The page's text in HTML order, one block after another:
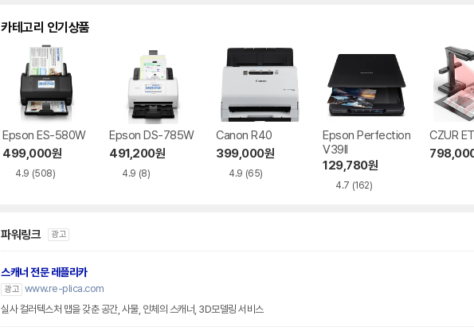
카테고리 인기상품
Epson ES-580W
499,000원
4.9 (508)
Epson DS-785W
491,200원
4.9 (8)
Canon R40
399,000원
4.9 (65)
Epson Perfection
V39II
129,780원
4.7 (162)
CZUR
파워링크 광고
스캐너 전문 레플리카
광고 www.re-plica.com
실사 컬러텍스처 맵을 갖춘 공간, 사물, 인체의 스캐너, 3D모델링 서비스